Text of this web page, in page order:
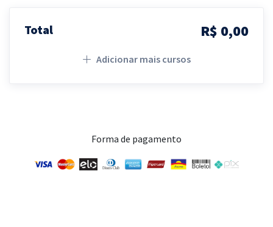
Total R$ 0,00
Adicionar mais cursos
Forma de pagamento